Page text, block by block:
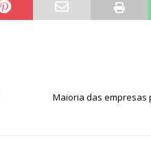
Maioria das